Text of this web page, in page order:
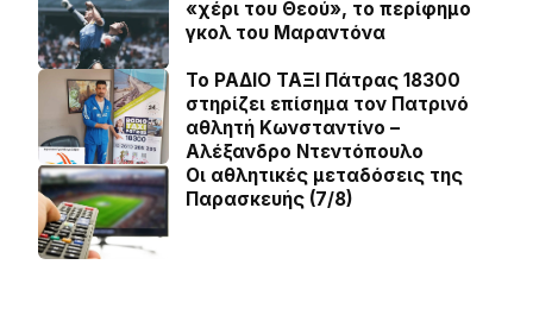
«χέρι του Θεού», το περίφημο
γκολ του Μαραντόνα
Το ΡΑΔΙΟ ΤΑΞΙ Πάτρας 18300
στηρίζει επίσημα τον Πατρινό
αθλητή Κωνσταντίνο –
Αλέξανδρο Ντεντόπουλο
Οι αθλητικές μεταδόσεις της
Παρασκευής (7/8)